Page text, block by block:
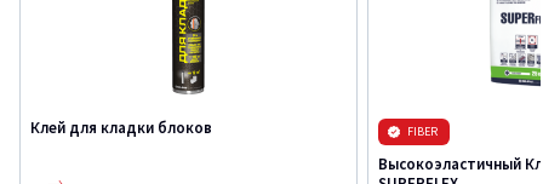
Клей для кладки блоков FIBER
Высокоэластичный